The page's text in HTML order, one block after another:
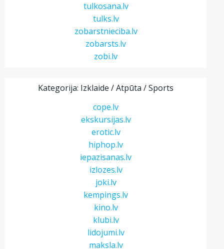
tulkosana.lv
tulks.lv
zobarstnieciba.lv
zobarsts.lv
zobi.lv
Kategorija: Izklaide / Atpūta / Sports
cope.lv
ekskursijas.lv
erotic.lv
hiphop.lv
iepazisanas.lv
izlozes.lv
joki.lv
kempings.lv
kino.lv
klubi.lv
lidojumi.lv
maksla.lv